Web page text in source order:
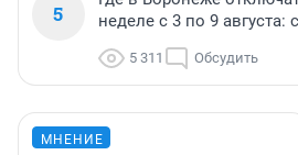
5
неделе с 3 по 9 августа:
5 311 Обсудить
МНЕНИЕ